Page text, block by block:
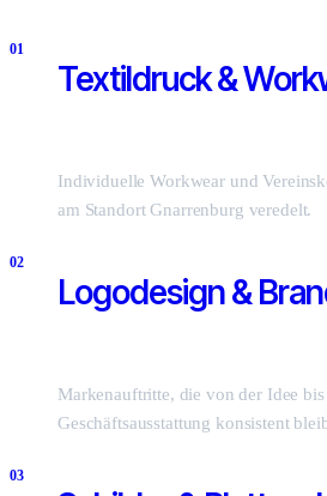
01
Textildruck &
Individuelle Workwear und
am Standort Gnarrenburg veredelt.
02
Logodesign &
Markenauftritte, die von der Idee
Geschäftsausstattung konsistent
03